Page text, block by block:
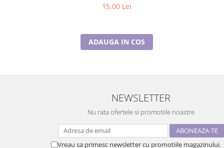
15,00 Lei
ADAUGA IN COS
NEWSLETTER
Nu rata ofertele si promotiile noastre
Vreau sa primesc newsletter cu promotiile magazinului.